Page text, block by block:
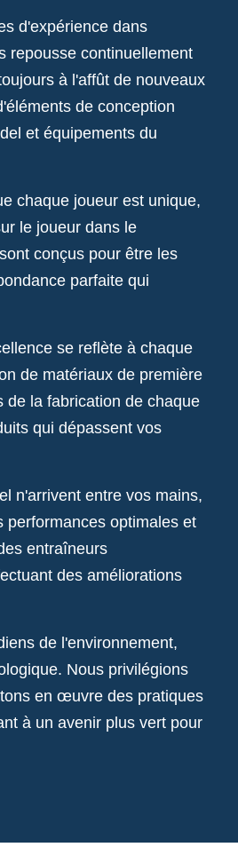
d'expérience dans
repousse continuellement
à l'affût de nouveaux
de conception
et équipements du
chaque joueur est unique,
le joueur dans le
conçus pour être les
parfaite qui
se reflète à chaque
de matériaux de première
de la fabrication de chaque
qui dépassent vos
n'arrivent entre vos mains,
performances optimales et
entraîneurs
des améliorations
de l'environnement,
Nous privilégions
en œuvre des pratiques
à un avenir plus vert pour